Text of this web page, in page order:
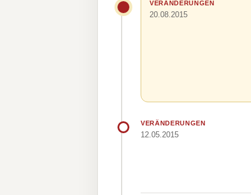
VERÄNDERUNGEN
20.08.2015
VERÄNDERUNGEN
12.05.2015